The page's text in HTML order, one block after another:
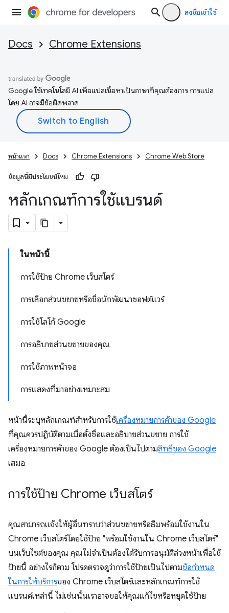
ลงชื่อเข้าใช้
Docs Chrome Extensions
Google ใช้เทคโนโลยี AI เพื่อแปลเนื้อหาเป็นภาษาที่คุณต้องการ การแปล
โดย AI อาจมีข้อผิดพลาด
หน้าแรก Docs Chrome Extensions Chrome Web Store
ข้อมูลนี้มีประโยชน์ไหม
หลักเกณฑ์การใช้แบรนด์
ในหน้านี้
การใช้ป้าย Chrome เว็บสโตร์
การเลือกส่วนขยายหรือชื่อนักพัฒนาซอฟต์แวร์
การใช้โลโก้ Google
การอธิบายส่วนขยายของคุณ
การใช้ภาพหน้าจอ
การแสดงที่มาอย่างเหมาะสม
หน้านี้ระบุหลักเกณฑ์สำหรับการใช้เครื่องหมายการค้าของ Google
ที่คุณควรปฏิบัติตามเมื่อตั้งชื่อและอธิบายส่วนขยาย การใช้
เครื่องหมายการค้าของ Google ต้องเป็นไปตามสิทธิ์ของ Google
เสมอ
การใช้ป้าย Chrome เว็บสโตร์
คุณสามารถแจ้งให้ผู้อื่นทราบว่าส่วนขยายหรือธีมพร้อมใช้งานใน
Chrome เว็บสโตร์โดยใช้ป้าย "พร้อมใช้งานใน Chrome เว็บสโตร์"
บนเว็บไซต์ของคุณ คุณไม่จำเป็นต้องได้รับการอนุมัติล่วงหน้าเพื่อใช้
ป้ายนี้ อย่างไรก็ตาม โปรดตรวจดูว่าการใช้ป้ายเป็นไปตามข้อกำหนด
ในการให้บริการของ Chrome เว็บสโตร์และหลักเกณฑ์การใช้
แบรนด์เหล่านี้ ไม่เช่นนั้นเราอาจขอให้คุณแก้ไขหรือหยุดใช้ป้าย